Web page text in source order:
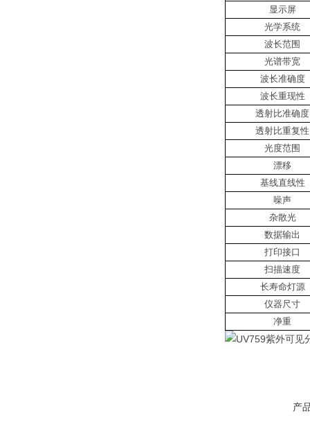
显示屏
光学系统
波长范围
光谱带宽
波长准确度
波长重现性
透射比准确度
透射比重复性
光度范围
漂移
基线直线性
噪声
杂散光
数据输出
打印接口
扫描速度
长寿命灯源
仪器尺寸
净重
产